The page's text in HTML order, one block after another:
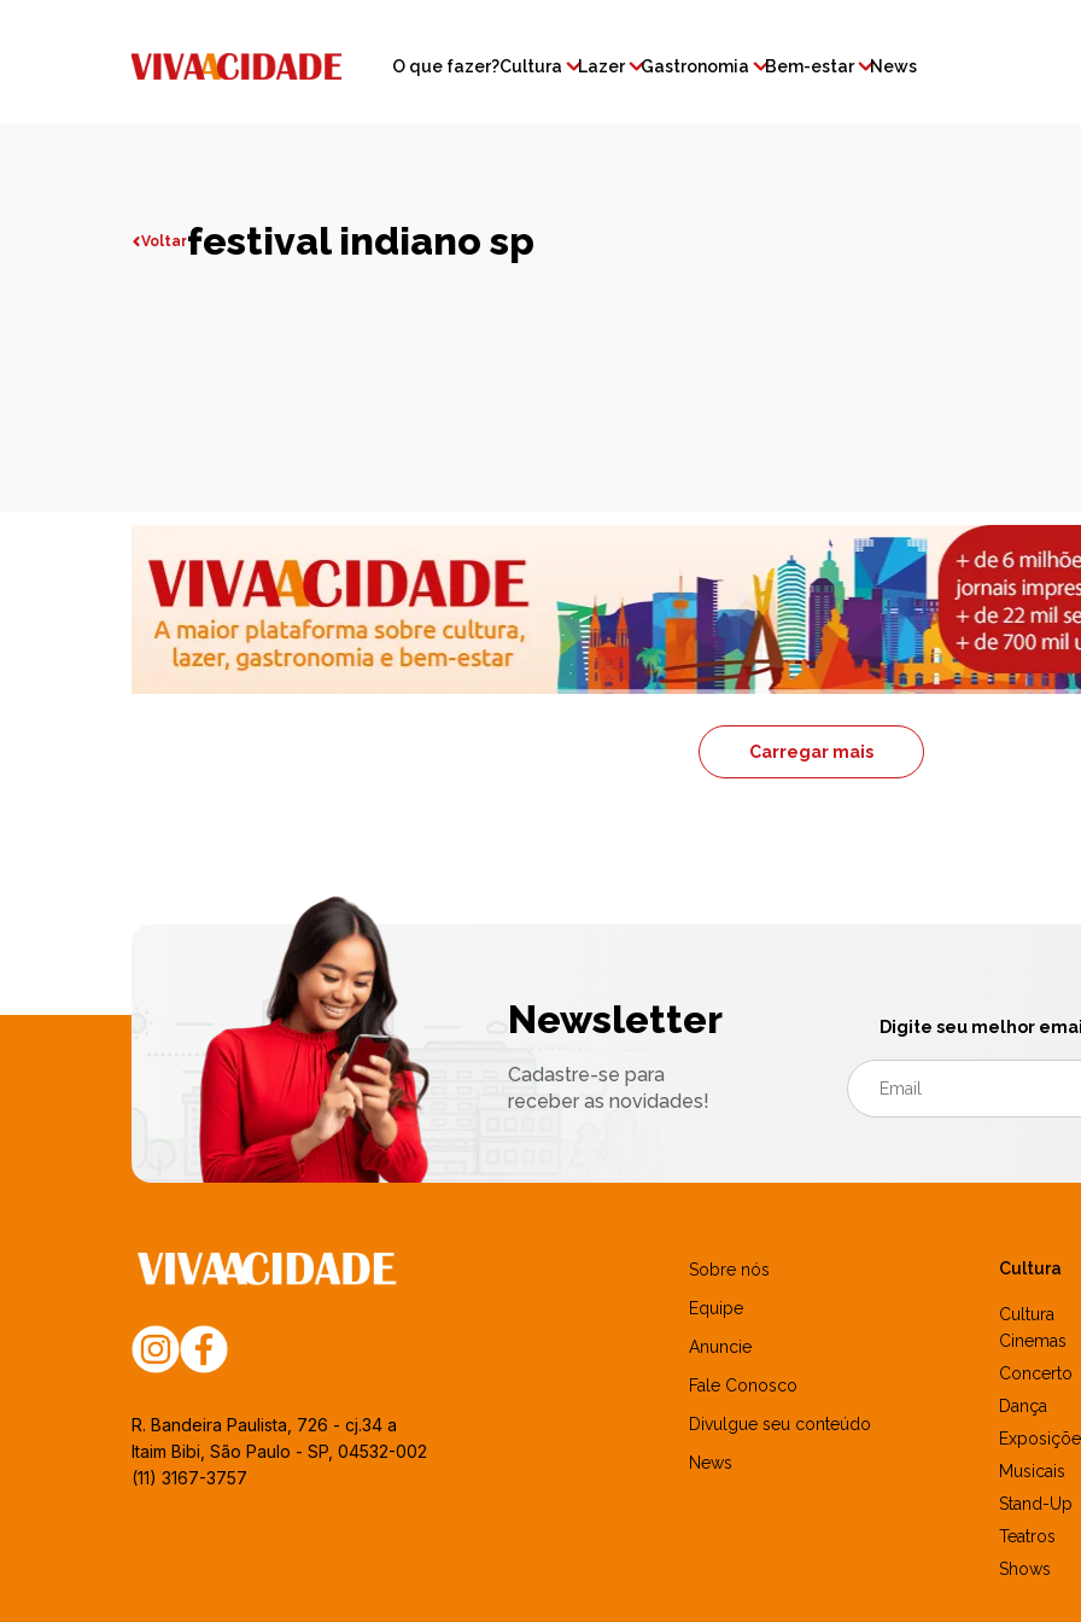
O que fazer?Cultura Lazer Gastronomia Bem-estar News
Voltarfestival indiano sp
Carregar mais
Newsletter
Cadastre-se para
receber as novidades!
Digite seu melhor
R. Bandeira Paulista, 726 - cj.34 a
Itaim Bibi, São Paulo - SP, 04532-002
(11) 3167-3757
Sobre nós
Equipe
Anuncie
Fale Conosco
Divulgue seu conteúdo
News
Cultura
Cultura
Cinemas
Concerto
Dança
Musicais
Stand-Up
Teatros
Shows